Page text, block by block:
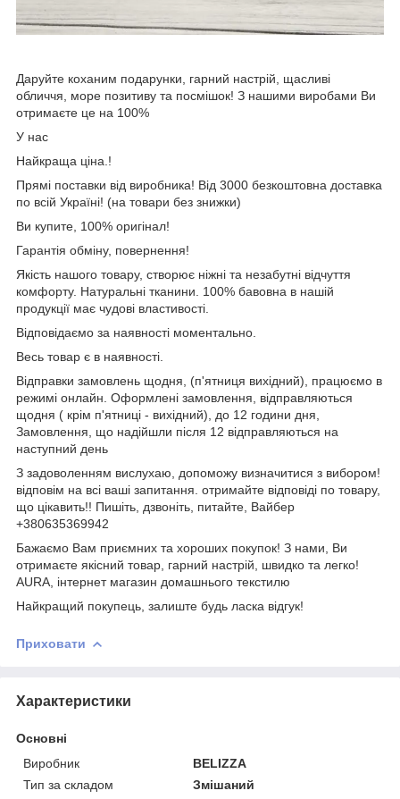
Даруйте коханим подарунки, гарний настрій, щасливі
обличчя, море позитиву та посмішок! З нашими виробами Ви
отримаєте це на 100%
У нас
Найкраща ціна.!
Прямі поставки від виробника! Від 3000 безкоштовна доставка
по всій Україні! (на товари без знижки)
Ви купите, 100% оригінал!
Гарантія обміну, повернення!
Якість нашого товару, створює ніжні та незабутні відчуття
комфорту. Натуральні тканини. 100% бавовна в нашій
продукції має чудові властивості.
Відповідаємо за наявності моментально.
Весь товар є в наявності.
Відправки замовлень щодня, (п'ятниця вихідний), працюємо в
режимі онлайн. Оформлені замовлення, відправляються
щодня ( крім п'ятниці - вихідний), до 12 години дня,
Замовлення, що надійшли після 12 відправляються на
наступний день
З задоволенням вислухаю, допоможу визначитися з вибором!
відповім на всі ваші запитання. отримайте відповіді по товару,
що цікавить!! Пишіть, дзвоніть, питайте, Вайбер
+380635369942
Бажаємо Вам приємних та хороших покупок! З нами, Ви
отримаєте якісний товар, гарний настрій, швидко та легко!
AURA, інтернет магазин домашнього текстилю
Найкращий покупець, залиште будь ласка відгук!
Приховати
Характеристики
Основні
Виробник
BELIZZA
Тип за складом
Змішаний